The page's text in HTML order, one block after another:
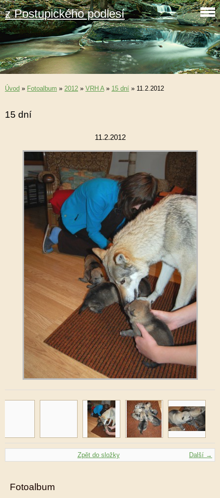
z Postupického podlesí
Úvod » Fotoalbum » 2012 » VRH A» 15 dní » 11.2.2012
15 dní
11.2.2012
Další →
Zpět do složky
Fotoalbum